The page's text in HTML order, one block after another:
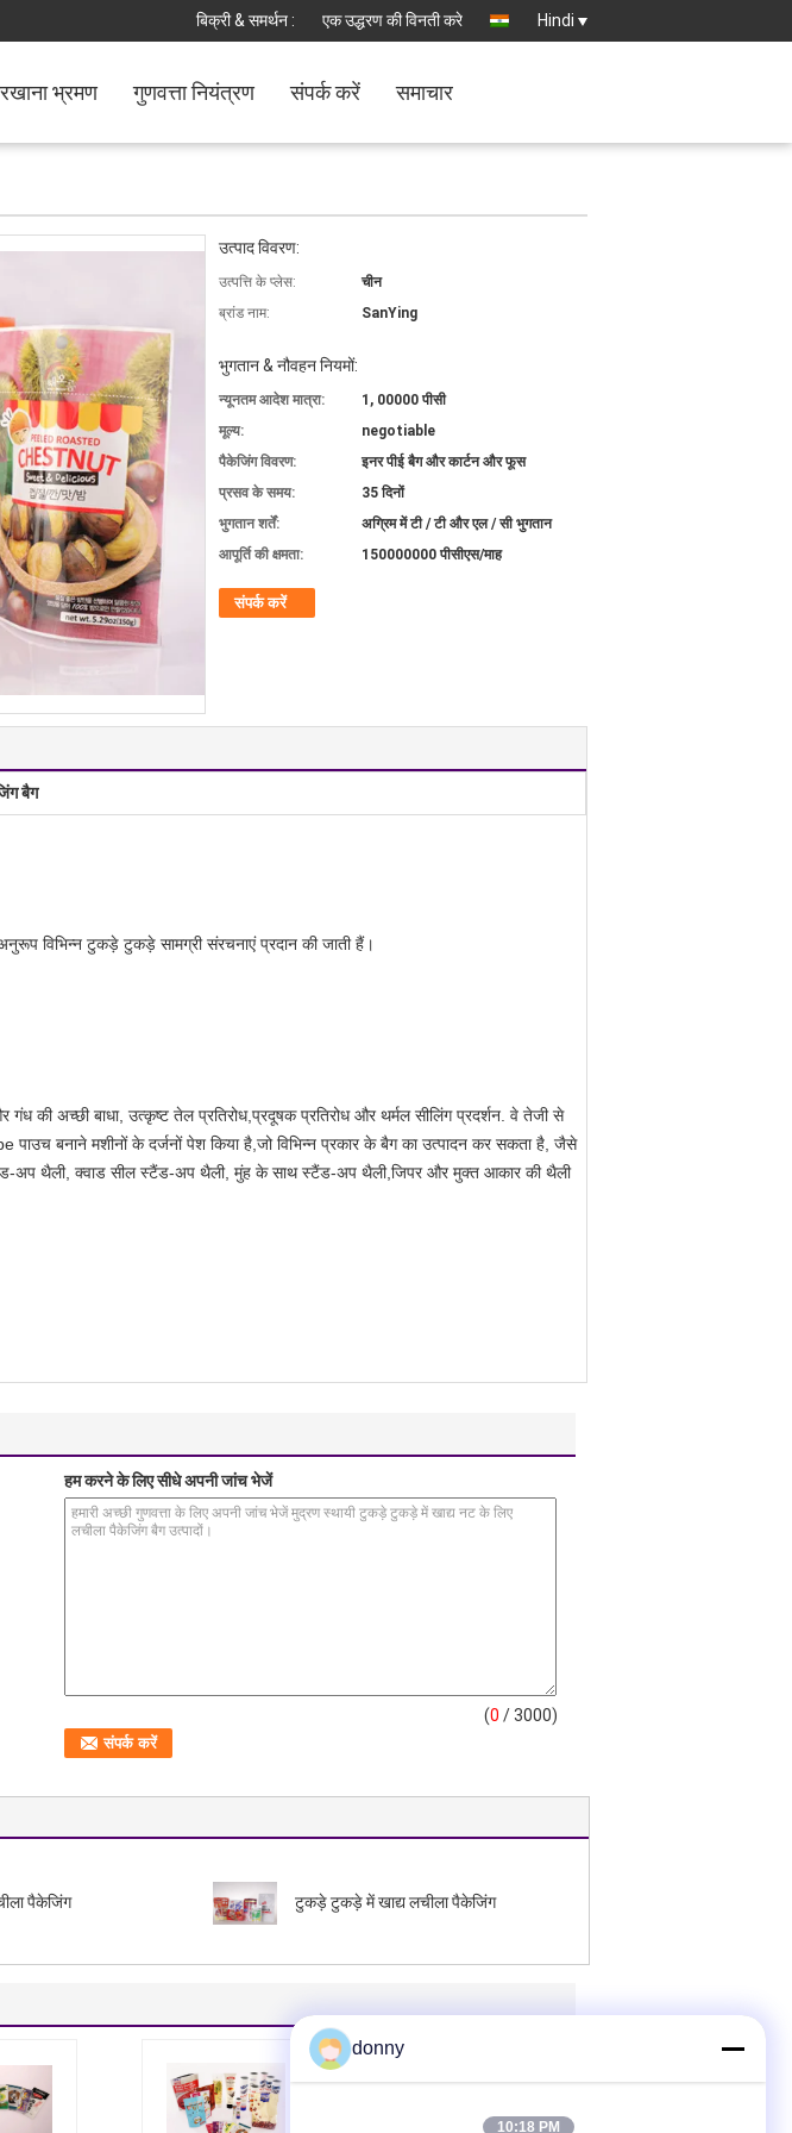
बिक्री & समर्थन : एक उद्धरण की विनती करे Hindi
भ्रमण गुणवत्ता नियंत्रण संपर्क करें समाचार
उत्पाद विवरण:
उत्पत्ति के प्लेस:
चीन
ब्रांड नाम:
SanYing
भुगतान & नौवहन नियमों:
न्यूनतम आदेश मात्रा:
1, 00000 पीसी
मूल्य:
negotiable
पैकेजिंग विवरण:
इनर पीई बैग और कार्टन और फूस
प्रसव के समय:
35 दिनों
भुगतान शर्तें:
अग्रिम में टी / टी और एल / सी भुगतान
आपूर्ति की क्षमता:
150000000 पीसीएस/माह
संपर्क करें
बैग
विभिन्न टुकड़े टुकड़े सामग्री संरचनाएं प्रदान की जाती हैं।
की अच्छी बाधा, उत्कृष्ट तेल प्रतिरोध,प्रदूषक प्रतिरोध और थर्मल सीलिंग प्रदर्शन. वे तेजी से
बनाने मशीनों के दर्जनों पेश किया है,जो विभिन्न प्रकार के बैग का उत्पादन कर सकता है, जैसे
स्टैंड-अप थैली, क्वाड सील स्टैंड-अप थैली, मुंह के साथ स्टैंड-अप थैली,जिपर और मुक्त आकार की थैली
हम करने के लिए सीधे अपनी जांच भेजें
(0 / 3000)
पैकेजिंग टुकड़े टुकड़े में खाद्य लचीला पैकेजिंग
donny
10:18 PM